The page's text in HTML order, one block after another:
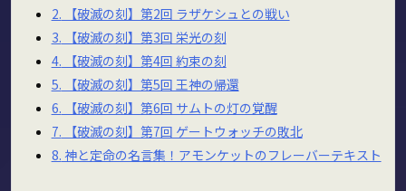
2. 【破滅の刻】第2回 ラザケシュとの戦い
3. 【破滅の刻】第3回 栄光の刻
4. 【破滅の刻】第4回 約束の刻
5. 【破滅の刻】第5回 王神の帰還
6. 【破滅の刻】第6回 サムトの灯の覚醒
7. 【破滅の刻】第7回 ゲートウォッチの敗北
8. 神と定命の名言集！アモンケットのフレーバーテキスト